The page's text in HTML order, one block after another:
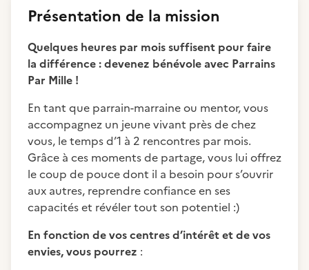
Présentation de la mission
Quelques heures par mois suffisent pour faire
la différence : devenez bénévole avec Parrains
Par Mille !
En tant que parrain-marraine ou mentor, vous
accompagnez un jeune vivant près de chez
vous, le temps d’1 à 2 rencontres par mois.
Grâce à ces moments de partage, vous lui offrez
le coup de pouce dont il a besoin pour s’ouvrir
aux autres, reprendre confiance en ses
capacités et révéler tout son potentiel :)
En fonction de vos centres d’intérêt et de vos
envies, vous pourrez :